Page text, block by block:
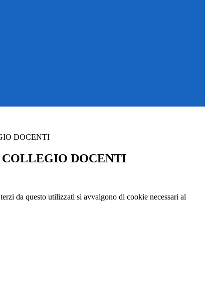
DOCENTI
COLLEGIO DOCENTI
da questo utilizzati si avvalgono di cookie necessari al